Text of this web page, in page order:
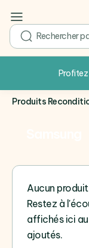
search
Profitez
Produits
Aucun
Restez à
affichés ici
ajoutés.